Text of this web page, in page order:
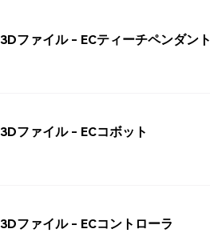
3Dファイル - ECティーチペンダント
3Dファイル - ECコボット
3Dファイル - ECコントローラ